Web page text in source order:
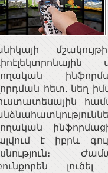
հետ. նեղ
է իբրև